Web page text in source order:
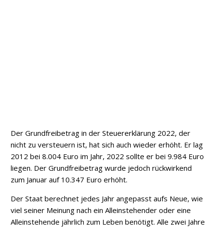
Der Grundfreibetrag in der Steuererklärung 2022, der
nicht zu versteuern ist, hat sich auch wieder erhöht. Er lag
2012 bei 8.004 Euro im Jahr, 2022 sollte er bei 9.984 Euro
liegen. Der Grundfreibetrag wurde jedoch rückwirkend
zum Januar auf 10.347 Euro erhöht.
Der Staat berechnet jedes Jahr angepasst aufs Neue, wie
viel seiner Meinung nach ein Alleinstehender oder eine
Alleinstehende jährlich zum Leben benötigt. Alle zwei Jahre